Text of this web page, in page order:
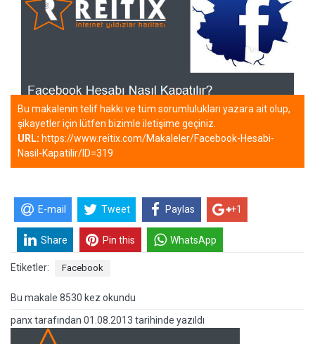
Bu makalenin telif hakkı ve tüm sorumlulukları yazara ait olup,
şikayetler için lütfen bizimle iletişime geçiniz.
URL: https://www.reitix.com/Makaleler/Facebook-Hesabi-
Nasil-Kapatilir/ID=319
E-mail Tweet Paylas +1
Share Pin this WhatsApp
Etiketler: Facebook
Bu makale 8530 kez okundu
panxtarafından 01.08.2013 tarihinde yazıldı